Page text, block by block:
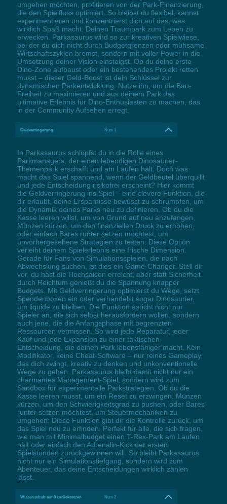
umgehen möchten, profitieren von der Park-Finanzierung,
die den Spielfluss optimiert. So bleibst du flexibel, kannst
experimentieren und konzentrierst dich auf das, was
wirklich Spaß macht: Deinen Traumpark zum Leben zu
erwecken. Parkasaurus wird so zur kreativen Spielwiese,
bei der du dich nicht durch Budgetgrenzen oder mühsame
Wirtschaftszyklen bremst, sondern mit voller Power in die
Umsetzung deiner Vision einsteigst. Ob du deine erste
Dino-Zone aufbaust oder ein bestehendes Projekt retten
musst – dieser Geld-Boost ist dein Schlüssel zur
dynamischen Parkentwicklung. Nutze ihn, um die Bau-
Freiheit zu maximieren und aus deinem Park das
ultimative Erlebnis für Dino-Enthusiasten zu machen, das
in der Community Aufsehen erregt.
Geldverringerung Num 1
In Parkasaurus schlüpfst du in die Rolle eines
Parkmanagers, der einen lebendigen Dinosaurier-
Themenpark erschafft und am Laufen hält. Doch was
macht das Spiel spannend, wenn der Geldbeutel überquillt
und jede Entscheidung risikofrei erscheint? Hier kommt
die Geldverringerung ins Spiel – eine clevere Funktion, die
dir erlaubt, deine Ersparnisse bewusst zu schrumpfen, um
die Dynamik deines Parks neu zu definieren. Ob du die
Kasse leeren willst, um von Grund auf neu anzufangen,
Münzen kürzen, um den finanziellen Druck zu erhöhen,
oder einfach Bares runter setzen möchtest, um
unvorhergesehene Strategien zu testen: Diese Option
verleiht deinem Spielerlebnis eine frische Dimension.
Gerade für Fans von Simulationsspielen, die nach
Abwechslung suchen, ist dies ein Game-Changer. Stell dir
vor, du hast die Hochsaison erreicht, aber statt Sicherheit
durch Reichtum genießt du die Spannung knapper
Budgets. Mit Geldverringerung optimierst du Wege, setzt
Spendenboxen ein oder verhandelst sogar Dinosaurier,
um liquide zu bleiben. Die Funktion spricht nicht nur
Spieler an, die sich selbst herausfordern wollen, sondern
auch jene, die die Anfangsphase mit begrenzten
Ressourcen vermissen. So wird jede Reparatur, jeder
Kauf und jede Expansion zu einer taktischen
Entscheidung, die deinen Park lebensfähiger macht. Kein
Modifikator, keine Cheat-Software – nur reines Gameplay,
das dich zwingt, kreativ zu denken und unkonventionelle
Wege zu gehen. Parkasaurus bleibt damit nicht nur ein
charmantes Management-Spiel, sondern wird zum
Sandbox für experimentelle Parkstrategien. Ob du die
Kasse leeren musst, um ein Reset zu erzwingen, Münzen
kürzen, um den Schwierigkeitsgrad zu pushen, oder Bares
runter setzen möchtest, um Steuermechaniken zu
umgehen: Diese Funktion gibt dir die Kontrolle zurück, um
das Spiel neu zu erfinden. Perfekt für alle, die sich fragen,
wie man mit Minimalbudget einen T-Rex-Park am Laufen
hält oder einfach den Adrenalin-Kick der ersten
Spielstunden zurückgewinnen will. So bleibt Parkasaurus
nicht nur ein Simulationstiefgang, sondern wird zum
Abenteuer, das deine Entscheidungen wirklich zählen
lässt.
Wissenschaft auf 0 zurücksetzen Num 2